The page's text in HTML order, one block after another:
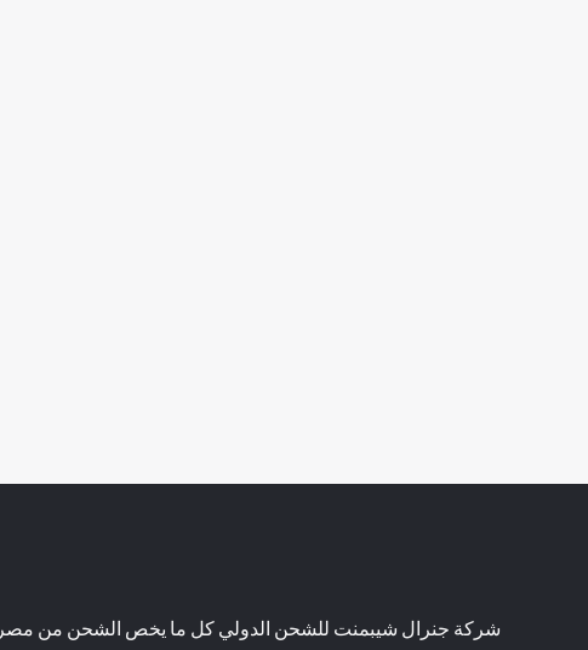
شركة جنرال شيبمنت للشحن الدولي كل ما يخص الشحن من مصر